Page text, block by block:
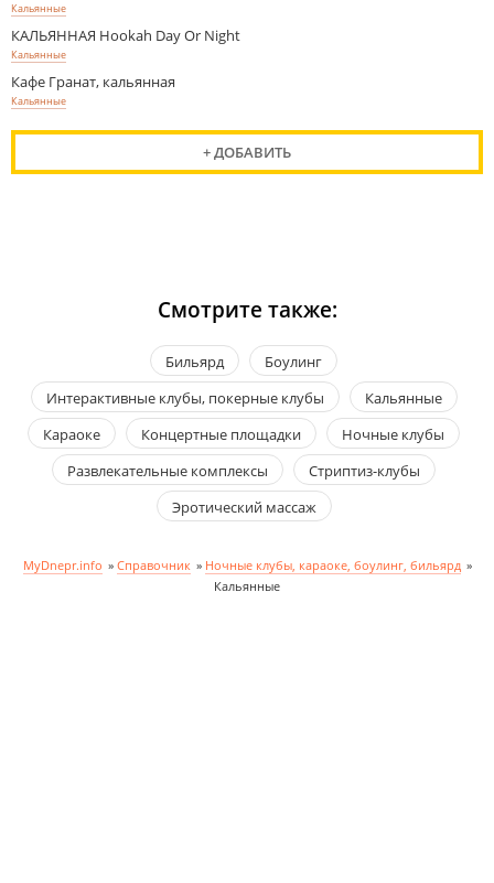
Кальянные
КАЛЬЯННАЯ Hookah Day Or Night
Кальянные
Кафе Гранат, кальянная
Кальянные
+ ДОБАВИТЬ
Смотрите также:
Бильярд
Боулинг
Интерактивные клубы, покерные клубы
Кальянные
Караоке
Концертные площадки
Ночные клубы
Развлекательные комплексы
Стриптиз-клубы
Эротический массаж
MyDnepr.info » Справочник » Ночные клубы, караоке, боулинг, бильярд »
Кальянные